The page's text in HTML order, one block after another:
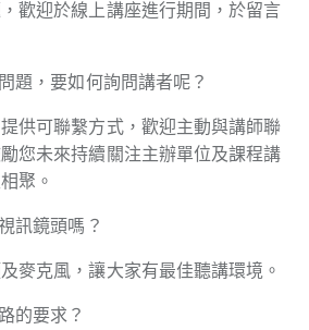
歡迎於線上講座進行期間，於留言
題，要如何詢問講者呢？
供可聯繫方式，歡迎主動與講師聯
您未來持續關注主辦單位及課程講
聚。
訊鏡頭嗎？
麥克風，讓大家有最佳聽講環境。
的要求？